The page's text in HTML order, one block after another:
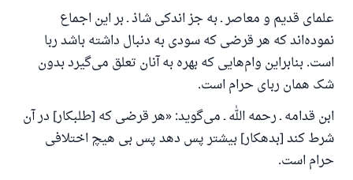
علمای قدیم و معاصر ـ به جز اندکی شاذ ـ بر این اجماع
نموده‌اند که هر قرضی که سودی به دنبال داشته باشد ربا
است. بنابراین وام‌هایی که بهره به آنان تعلق می‌گیرد بدون
شک همان ربای حرام است.
ابن قدامه ـ رحمه الله ـ می‌گوید: «هر قرضی که [طلبکار] در آن
شرط کند [بدهکار] بیشتر پس دهد پس بی هیچ اختلافی
حرام است.